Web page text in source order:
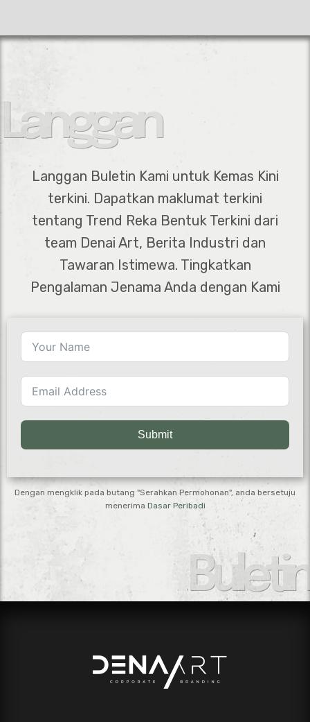
Langgan
Langgan Buletin Kami untuk Kemas Kini
terkini. Dapatkan maklumat terkini
tentang Trend Reka Bentuk Terkini dari
team Denai Art, Berita Industri dan
Tawaran Istimewa. Tingkatkan
Pengalaman Jenama Anda dengan Kami
Submit
Dengan mengklik pada butang "Serahkan Permohonan", anda bersetuju
menerima Dasar Peribadi
Buletin